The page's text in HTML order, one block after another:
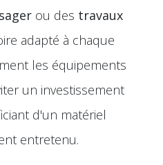
ou des travaux
adapté à chaque
les équipements
un investissement
d'un matériel
entretenu.